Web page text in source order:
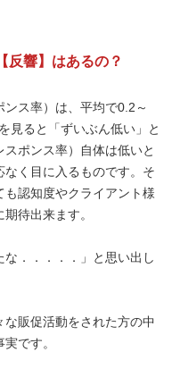
反響】はあるの？
ス率）は、平均で0.2～
見ると「ずいぶん低い」と
ポンス率）自体は低いと
く目に入るものです。そ
認知度やクライアント様
待出来ます。
な．．．．．」と思い出し
販促活動をされた方の中
です。